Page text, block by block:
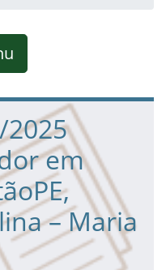
2025
em
– Maria